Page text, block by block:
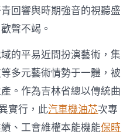
回響與時期強音的視聽盛
聲不竭。
的平易近間扮演藝術，集
多元藝術情勢于一體，被
。作為吉林省總以傳統曲
實行，此汽車機油芯次專
、工會維權本能機能保時